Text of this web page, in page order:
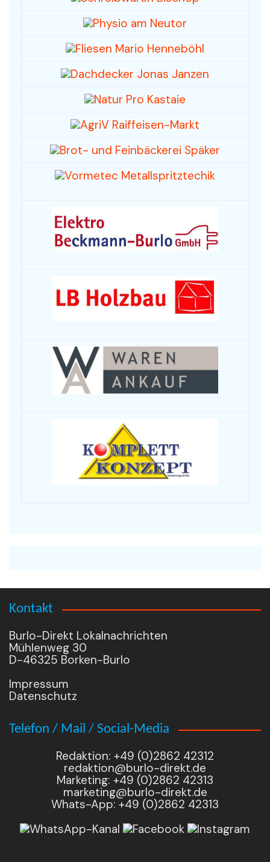
Kontakt
Burlo-Direkt Lokalnachrichten
Mühlenweg 30
D-46325 Borken-Burlo
Impressum
Datenschutz
Telefon / Mail / Social-Media
Redaktion: +49 (0)2862 42312
redaktion@burlo-direkt.de
Marketing: +49 (0)2862 42313
marketing@burlo-direkt.de
Whats-App: +49 (0)2862 42313